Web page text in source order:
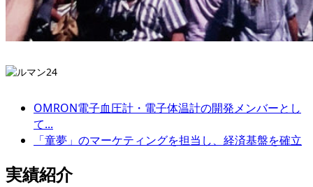
OMRON電子血圧計・電子体温計の開発メンバーとし
て...
「童夢」のマーケティングを担当し、経済基盤を確立
実績紹介